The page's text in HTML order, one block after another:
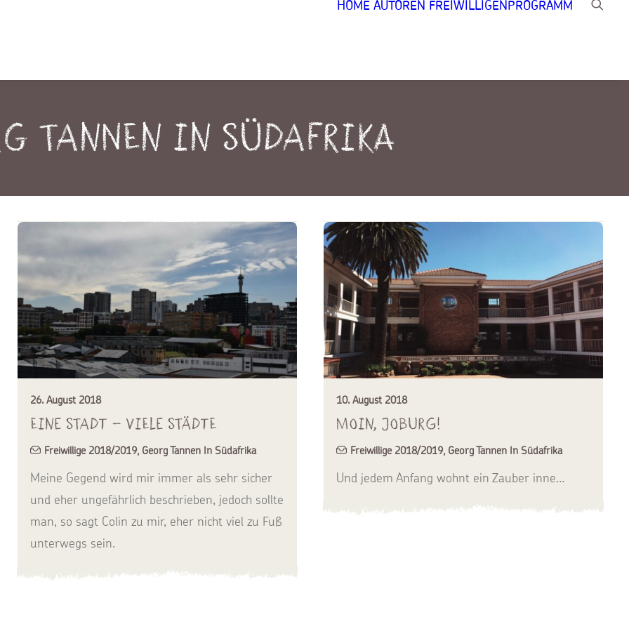
HOME AUTOREN FREIWILLIGENPROGRAMM
Tannen in Südafrika
26. August 2018
Eine Stadt – Viele Städte
Freiwillige 2018/2019, Georg Tannen In Südafrika
Meine Gegend wird mir immer als sehr sicher
und eher ungefährlich beschrieben, jedoch sollte
man, so sagt Colin zu mir, eher nicht viel zu Fuß
unterwegs sein.
10. August 2018
Moin, Joburg!
Freiwillige 2018/2019, Georg Tannen In Südafrika
Und jedem Anfang wohnt ein Zauber inne…